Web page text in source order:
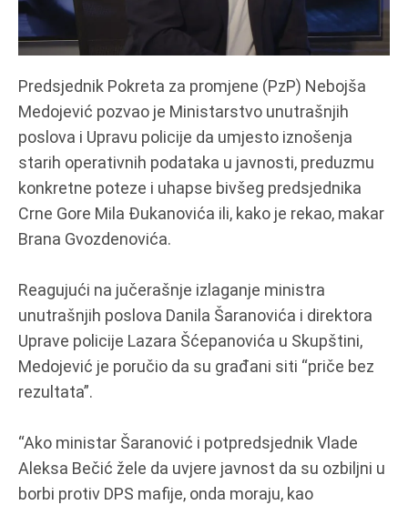
Predsjednik Pokreta za promjene (PzP) Nebojša
Medojević pozvao je Ministarstvo unutrašnjih
poslova i Upravu policije da umjesto iznošenja
starih operativnih podataka u javnosti, preduzmu
konkretne poteze i uhapse bivšeg predsjednika
Crne Gore Mila Đukanovića ili, kako je rekao, makar
Brana Gvozdenovića.
Reagujući na jučerašnje izlaganje ministra
unutrašnjih poslova Danila Šaranovića i direktora
Uprave policije Lazara Šćepanovića u Skupštini,
Medojević je poručio da su građani siti “priče bez
rezultata”.
“Ako ministar Šaranović i potpredsjednik Vlade
Aleksa Bečić žele da uvjere javnost da su ozbiljni u
borbi protiv DPS mafije, onda moraju, kao